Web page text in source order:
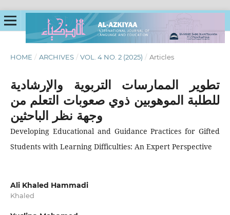
HOME / ARCHIVES / VOL. 4 NO. 2 (2025) / Articles
تطوير الممارسات التربوية والإرشادية
للطلبة الموهوبين ذوي صعوبات التعلم من
وجهة نظر الباحثين
Developing Educational and Guidance Practices for Gifted
Students with Learning Difficulties: An Expert Perspective
Ali Khaled Hammadi
Khaled